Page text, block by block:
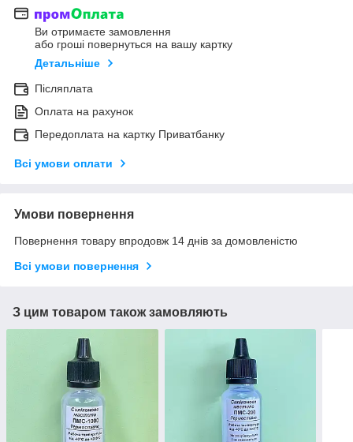
Ви отримаєте замовлення
або гроші повернуться на вашу картку
Детальніше
Післяплата
Оплата на рахунок
Передоплата на картку Приватбанку
Всі умови оплати
Умови повернення
Повернення товару впродовж 14 днів за домовленістю
Всі умови повернення
З цим товаром також замовляють